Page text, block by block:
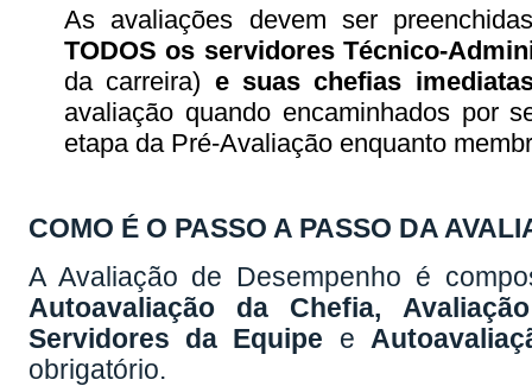
As avaliações devem ser
TODOS os servidores Técnico-
da carreira) e suas chefias
avaliação quando encaminhados por
etapa da Pré-Avaliação enquanto
COMO É O PASSO A PASSO DA
A Avaliação de Desempenho é
Autoavaliação da Chefia,
Servidores da Equipe e
obrigatório.